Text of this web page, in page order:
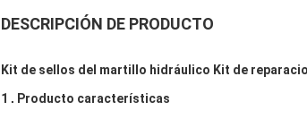
DESCRIPCIÓN DE PRODUCTO
Kit de sellos del martillo hidráulico Kit de
1 . Producto características